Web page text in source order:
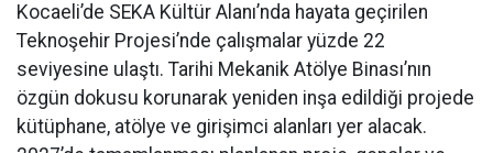
Kocaeli’de SEKA Kültür Alanı’nda hayata geçirilen
Teknoşehir Projesi’nde çalışmalar yüzde 22
seviyesine ulaştı. Tarihi Mekanik Atölye Binası’nın
özgün dokusu korunarak yeniden inşa edildiği projede
kütüphane, atölye ve girişimci alanları yer alacak.